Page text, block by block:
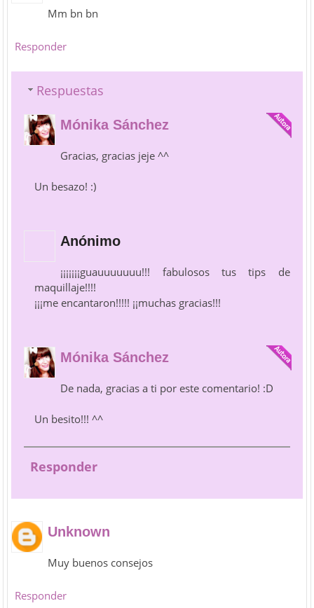
Mm bn bn
Responder
Respuestas
Mónika Sánchez
Gracias, gracias jeje ^^
Un besazo! :)
Anónimo
¡¡¡¡¡¡¡guauuuuuuu!!! fabulosos tus tips de
maquillaje!!!!
¡¡¡me encantaron!!!!! ¡¡muchas gracias!!!
Mónika Sánchez
De nada, gracias a ti por este comentario! :D
Un besito!!! ^^
Responder
Unknown
Muy buenos consejos
Responder